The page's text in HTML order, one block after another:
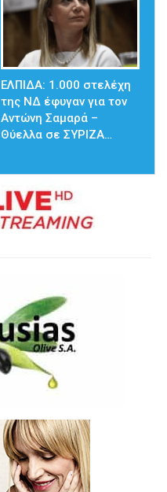
ΕΛΠΙΔΑ: 1.000 στελέχη
της ΝΔ έφυγαν για τον
Αντώνη Σαμαρά –
Θύελλα σε ΣΥΡΙΖΑ…